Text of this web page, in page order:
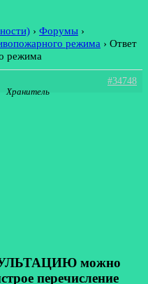
› Форумы ›
режима › Ответ
режима
#34748
Хранитель
можно
перечисление